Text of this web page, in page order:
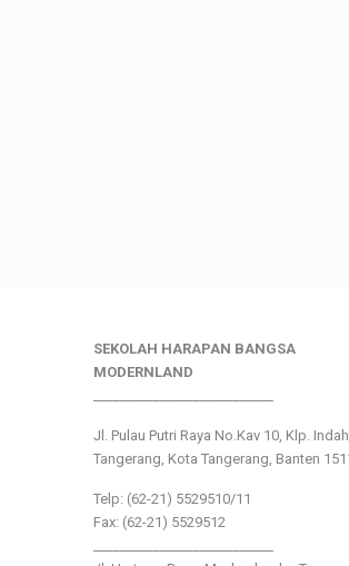
SEKOLAH HARAPAN BANGSA
MODERNLAND
Jl. Pulau Putri Raya No.Kav 10, Klp.
Tangerang, Kota Tangerang, Banten
Telp: (62-21) 5529510/11
Fax: (62-21) 5529512